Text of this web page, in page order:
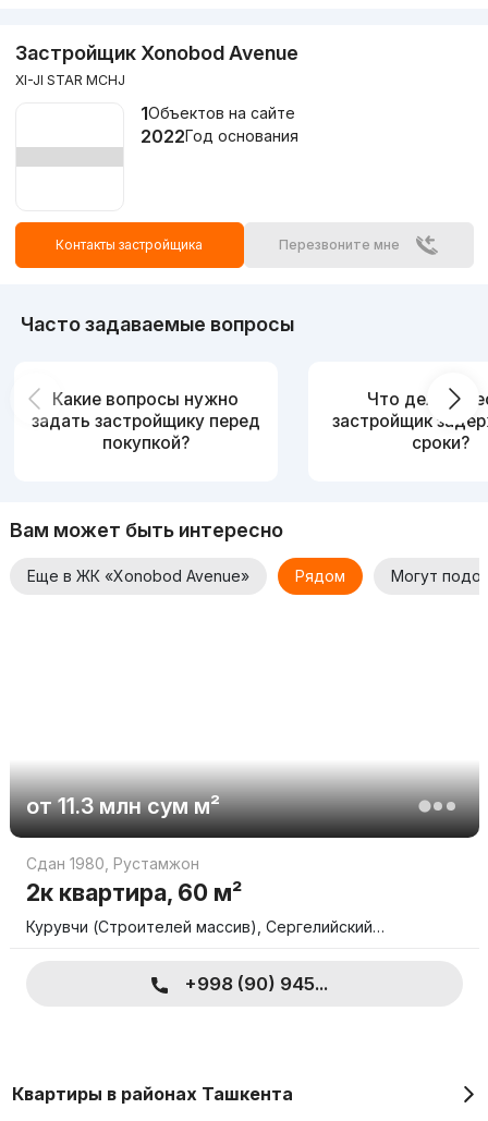
Застройщик Xonobod Avenue
XI-JI STAR MCHJ
1Объектов на сайте
2022Год основания
Контакты застройщика Перезвоните мне
Часто задаваемые вопросы
Какие вопросы нужно
задать застройщику перед
покупкой?
Что делать,
застройщик
сроки?
Вам может быть интересно
Еще в ЖК «Xonobod Avenue» Рядом Могут
от11.3 млн сумм²
Сдан 1980 Рустамжон
2к квартира, 60 м²
Курувчи (Строителей массив), Сергелийский…
+998 (90) 945...
Квартиры в районах Ташкента